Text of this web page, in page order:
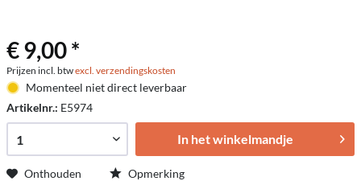
€ 9,00 *
Prijzen incl. btwexcl. verzendingskosten
Momenteel niet direct leverbaar
Artikelnr.: E5974
In het winkelmandje
Onthouden Opmerking